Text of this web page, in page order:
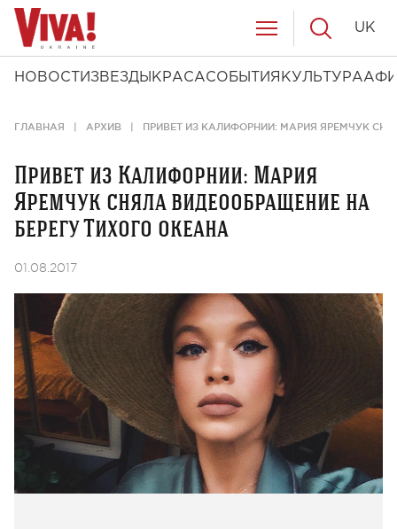
НОВОСТИ ЗВЕЗДЫ КРАСАСОБЫТИЯ КУЛЬТУРА
UK
ГЛАВНАЯ АРХИВ ПРИВЕТ ИЗ КАЛИФОРНИИ: МАРИЯ ЯРЕМЧУК
Привет из Калифорнии: Мария
Яремчук сняла видеообращение на
берегу Тихого океана
01.08.2017